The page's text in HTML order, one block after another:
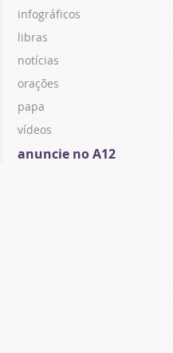
infográficos
libras
notícias
orações
papa
vídeos
anuncie no A12